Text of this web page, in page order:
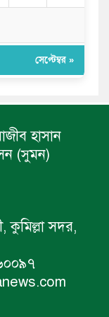
সেপ্টেম্বর »
হাসান
(সুমন)
কুমিল্লা সদর,